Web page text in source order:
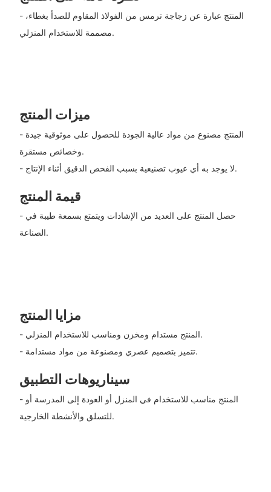
- المنتج عبارة عن زجاجة ترمس من الفولاذ المقاوم للصدأ بغطاء،
مصممة للاستخدام المنزلي.
ميزات المنتج
- المنتج مصنوع من مواد عالية الجودة للحصول على موثوقية جيدة
وخصائص مستقرة.
- لا يوجد به أي عيوب تصنيعية بسبب الفحص الدقيق أثناء الإنتاج.
قيمة المنتج
- حصل المنتج على العديد من الإشادات ويتمتع بسمعة طيبة في
الصناعة.
مزايا المنتج
- المنتج مستدام ومخزن ومناسب للاستخدام المنزلي.
- تتميز بتصميم عصري ومصنوعة من مواد مستدامة.
سيناريوهات التطبيق
- المنتج مناسب للاستخدام في المنزل أو العودة إلى المدرسة أو
للتسلق والأنشطة الخارجية.